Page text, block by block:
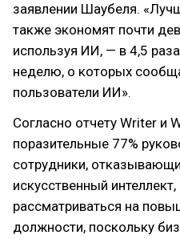
заявлении Шаубеля.
также экономят почти
используя ИИ, — в 4,5
неделю, о которых
пользователи ИИ».
Согласно отчету Writer и
поразительные 77%
сотрудники,
искусственный
рассматриваться на
должности, поскольку